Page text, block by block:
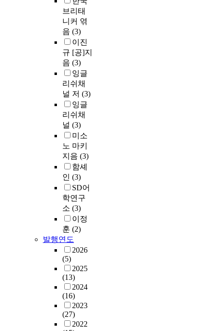
브리태
니커 엮
음 (3)
이진
규 [공]지
음 (3)
잉글
리쉬채
널 저 (3)
잉글
리쉬채
널 (3)
미소
노 마키
지음 (3)
함셰
인 (3)
SD어
학연구
소 (3)
이정
훈 (2)
발행연도
2026
(5)
2025
(13)
2024
(16)
2023
(27)
2022